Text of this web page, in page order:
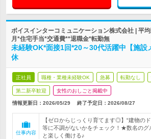
ボイスインターコミュニケーション株式会社 | 平
月*住宅手当*交通費**退職金*転勤無
未経験OK*面接1回*20～30代活躍中【施設
休
正社員 職種・業種未経験OK 急募 転勤なし
第二新卒歓迎 女性のおしごと掲載中
情報更新日：2026/05/29 終了予定日： 2026/08/27
仕事内容
【ゼロからじっくり育てます◎】“建物の
等に不調がないかをチェック！★数名のグ
と楽しく働ける♪